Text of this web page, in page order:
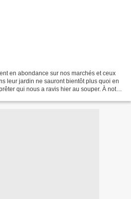
en abondance sur nos marchés et ceux
leur jardin ne sauront bientôt plus quoi en
qui nous a ravis hier au souper. À noter